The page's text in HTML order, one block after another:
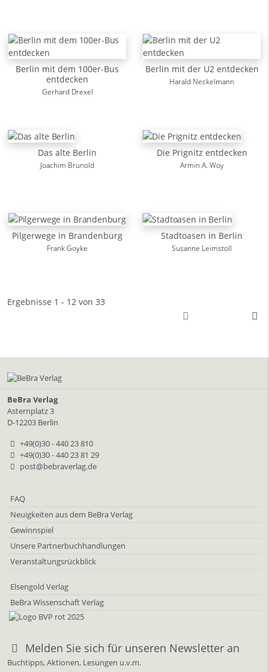
Berlin mit dem 100er-Bus
entdecken
Gerhard Drexel
Berlin mit der U2 entdecken
Harald Neckelmann
Das alte Berlin
Joachim Brunold
Die Prignitz entdecken
Armin A. Woy
Pilgerwege in Brandenburg
Frank Goyke
Stadtoasen in Berlin
Susanne Leimstoll
Ergebnisse 1 - 12 von 33
BeBra Verlag
Asternplatz 3
D-12203 Berlin
+49(0)30 - 440 23 810
+49(0)30 - 440 23 81 29
post@bebraverlag.de
FAQ
Neuigkeiten aus dem BeBra Verlag
Gewinnspiel
Unsere Partnerbuchhandlungen
Veranstaltungsrückblick
Elsengold Verlag
BeBra Wissenschaft Verlag
Melden Sie sich für unseren Newsletter an
Buchtipps, Aktionen, Lesungen u.v.m.